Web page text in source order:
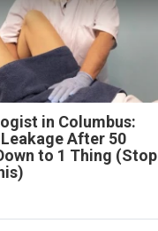
in Columbus:
After 50
to 1 Thing (Stop